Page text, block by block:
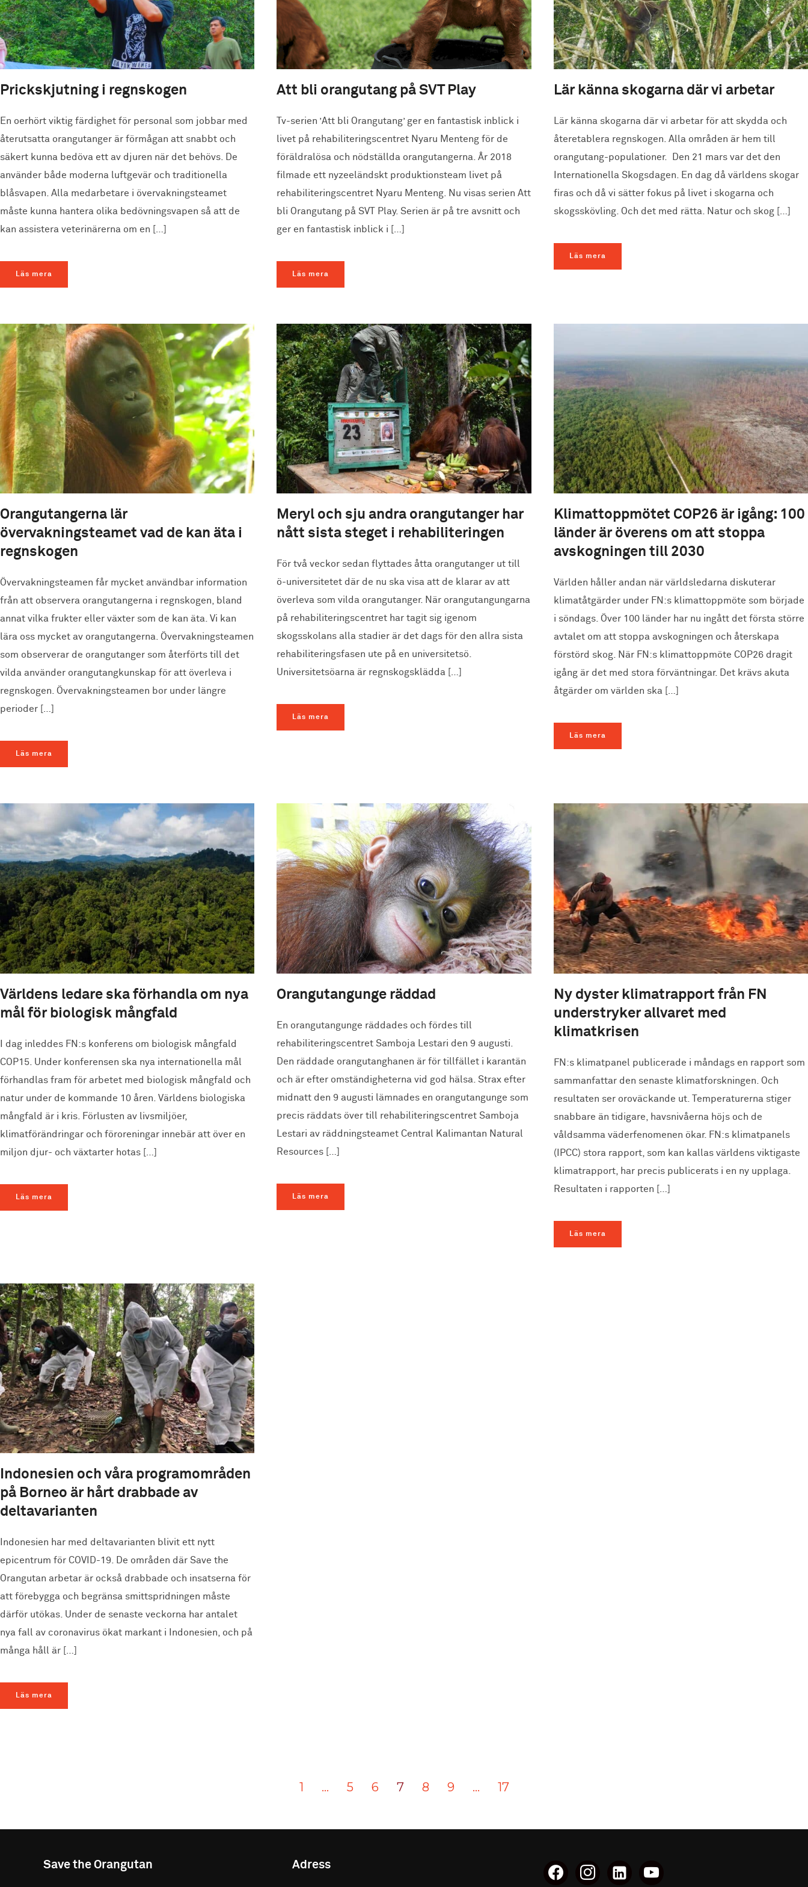
Prickskjutning i regnskogen
En oerhört viktig färdighet för personal som jobbar med
återutsatta orangutanger är förmågan att snabbt och
säkert kunna bedöva ett av djuren när det behövs. De
använder både moderna luftgevär och traditionella
blåsvapen. Alla medarbetare i övervakningsteamet
måste kunna hantera olika bedövningsvapen så att de
kan assistera veterinärerna om en […]
Läs mera
Att bli orangutang på SVT Play
Tv-serien ’Att bli Orangutang’ ger en fantastisk inblick i
livet på rehabiliteringscentret Nyaru Menteng för de
föräldralösa och nödställda orangutangerna. År 2018
filmade ett nyzeeländskt produktionsteam livet på
rehabiliteringscentret Nyaru Menteng. Nu visas serien Att
bli Orangutang på SVT Play. Serien är på tre avsnitt och
ger en fantastisk inblick i […]
Läs mera
Lär känna skogarna där vi arbetar
Lär känna skogarna där vi arbetar för att skydda och
återetablera regnskogen. Alla områden är hem till
orangutang-populationer. Den 21 mars var det den
Internationella Skogsdagen. En dag då världens skogar
firas och då vi sätter fokus på livet i skogarna och
skogsskövling. Och det med rätta. Natur och skog […]
Läs mera
Orangutangerna lär
övervakningsteamet vad de kan äta i
regnskogen
Övervakningsteamen får mycket användbar information
från att observera orangutangerna i regnskogen, bland
annat vilka frukter eller växter som de kan äta. Vi kan
lära oss mycket av orangutangerna. Övervakningsteamen
som observerar de orangutanger som återförts till det
vilda använder orangutangkunskap för att överleva i
regnskogen. Övervakningsteamen bor under längre
perioder […]
Läs mera
Meryl och sju andra orangutanger har
nått sista steget i rehabiliteringen
För två veckor sedan flyttades åtta orangutanger ut till
ö-universitetet där de nu ska visa att de klarar av att
överleva som vilda orangutanger. När orangutangungarna
på rehabiliteringscentret har tagit sig igenom
skogsskolans alla stadier är det dags för den allra sista
rehabiliteringsfasen ute på en universitetsö.
Universitetsöarna är regnskogsklädda […]
Läs mera
Klimattoppmötet COP26 är igång: 100
länder är överens om att stoppa
avskogningen till 2030
Världen håller andan när världsledarna diskuterar
klimatåtgärder under FN:s klimattoppmöte som började
i söndags. Över 100 länder har nu ingått det första större
avtalet om att stoppa avskogningen och återskapa
förstörd skog. När FN:s klimattoppmöte COP26 dragit
igång är det med stora förväntningar. Det krävs akuta
åtgärder om världen ska […]
Läs mera
Världens ledare ska förhandla om nya
mål för biologisk mångfald
I dag inleddes FN:s konferens om biologisk mångfald
COP15. Under konferensen ska nya internationella mål
förhandlas fram för arbetet med biologisk mångfald och
natur under de kommande 10 åren. Världens biologiska
mångfald är i kris. Förlusten av livsmiljöer,
klimatförändringar och föroreningar innebär att över en
miljon djur- och växtarter hotas […]
Läs mera
Orangutangunge räddad
En orangutangunge räddades och fördes till
rehabiliteringscentret Samboja Lestari den 9 augusti.
Den räddade orangutanghanen är för tillfället i karantän
och är efter omständigheterna vid god hälsa. Strax efter
midnatt den 9 augusti lämnades en orangutangunge som
precis räddats över till rehabiliteringscentret Samboja
Lestari av räddningsteamet Central Kalimantan Natural
Resources […]
Läs mera
Ny dyster klimatrapport från FN
understryker allvaret med
klimatkrisen
FN:s klimatpanel publicerade i måndags en rapport som
sammanfattar den senaste klimatforskningen. Och
resultaten ser oroväckande ut. Temperaturerna stiger
snabbare än tidigare, havsnivåerna höjs och de
våldsamma väderfenomenen ökar. FN:s klimatpanels
(IPCC) stora rapport, som kan kallas världens viktigaste
klimatrapport, har precis publicerats i en ny upplaga.
Resultaten i rapporten […]
Läs mera
Indonesien och våra programområden
på Borneo är hårt drabbade av
deltavarianten
Indonesien har med deltavarianten blivit ett nytt
epicentrum för COVID-19. De områden där Save the
Orangutan arbetar är också drabbade och insatserna för
att förebygga och begränsa smittspridningen måste
därför utökas. Under de senaste veckorna har antalet
nya fall av coronavirus ökat markant i Indonesien, och på
många håll är […]
Läs mera
1 … 5 6 7 8 9 … 17
Save the Orangutan Adress facebookinstagramlinkedin-youtube